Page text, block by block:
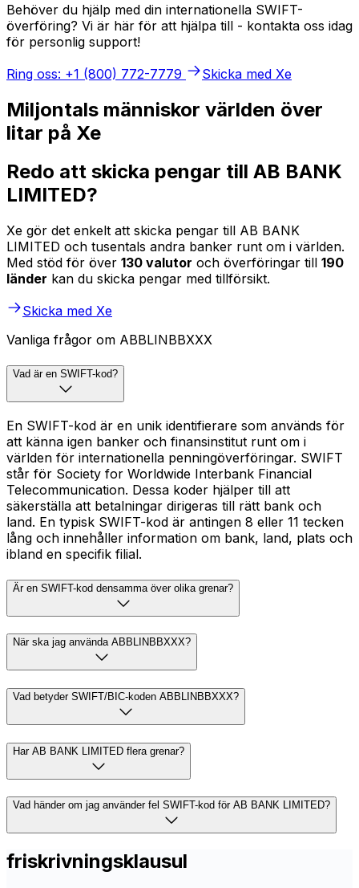
Behöver du hjälp med din internationella SWIFT-
överföring? Vi är här för att hjälpa till - kontakta oss idag
för personlig support!
Ring oss: +1 (800) 772-7779
Skicka med Xe
Miljontals människor världen över
litar på Xe
Redo att skicka pengar till AB BANK
LIMITED?
Xe gör det enkelt att skicka pengar till AB BANK
LIMITED och tusentals andra banker runt om i världen.
Med stöd för över 130 valutor och överföringar till 190
länder kan du skicka pengar med tillförsikt.
Skicka med Xe
Vanliga frågor om ABBLINBBXXX
Vad är en SWIFT-kod?
En SWIFT-kod är en unik identifierare som används för
att känna igen banker och finansinstitut runt om i
världen för internationella penningöverföringar. SWIFT
står för Society for Worldwide Interbank Financial
Telecommunication. Dessa koder hjälper till att
säkerställa att betalningar dirigeras till rätt bank och
land. En typisk SWIFT-kod är antingen 8 eller 11 tecken
lång och innehåller information om bank, land, plats och
ibland en specifik filial.
Är en SWIFT-kod densamma över olika grenar?
När ska jag använda ABBLINBBXXX?
Vad betyder SWIFT/BIC-koden ABBLINBBXXX?
Har AB BANK LIMITED flera grenar?
Vad händer om jag använder fel SWIFT-kod för AB BANK LIMITED?
friskrivningsklausul